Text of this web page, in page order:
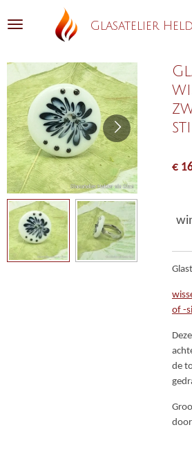
direct
hoofdinhoud
Glasatelier
€
of -
de